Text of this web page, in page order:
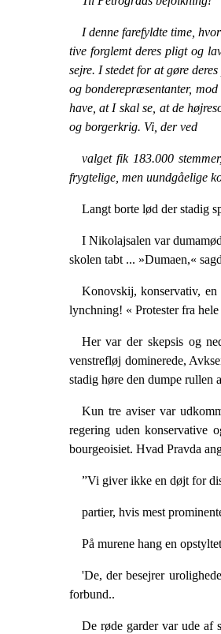
I denne farefyldte time,
tive forglemt deres pligt og
sejre. I stedet for at gøre
og bonderepræsentanter,
have, at I skal se, at de
og borgerkrig. Vi, der ved
valget fik 183.000
frygtelige, men uundgåelige
Langt borte lød der stadig
I Nikolajsalen var
skolen tabt ... »Dumaen,«
Konovskij, konservativ,
lynchning! « Protester fra hele
Her var der skepsis og
venstrefløj dominerede,
stadig høre den dumpe rullen
Kun tre aviser var
regering uden konservative
bourgeoisiet. Hvad Pravda
”Vi giver ikke en døjt for
partier, hvis mest
På murene hang en
'De, der besejrer
forbund..
De røde garder var ude af